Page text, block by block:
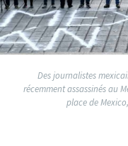
Des journalistes
récemment assassinés au
place de